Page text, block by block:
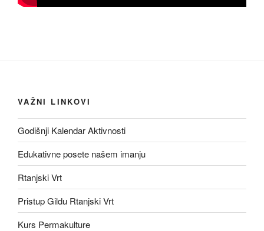
VAŽNI LINKOVI
Godišnji Kalendar Aktivnosti
Edukativne posete našem imanju
Rtanjski Vrt
Pristup Gildu Rtanjski Vrt
Kurs Permakulture